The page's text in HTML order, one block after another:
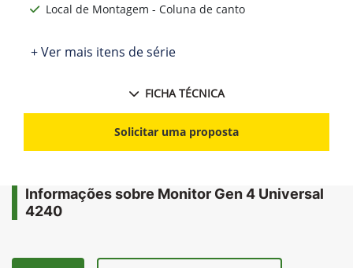
Local de Montagem - Coluna de canto
+ Ver mais itens de série
FICHA TÉCNICA
Solicitar uma proposta
Informações sobre Monitor Gen 4 Universal
4240